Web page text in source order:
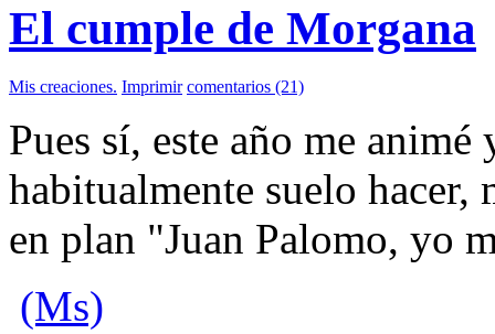
El cumple de Morgana
Mis creaciones. Imprimir comentarios (21)
Pues sí, este año me
habitualmente suelo hacer,
en plan "Juan Palomo, yo
(Ms)